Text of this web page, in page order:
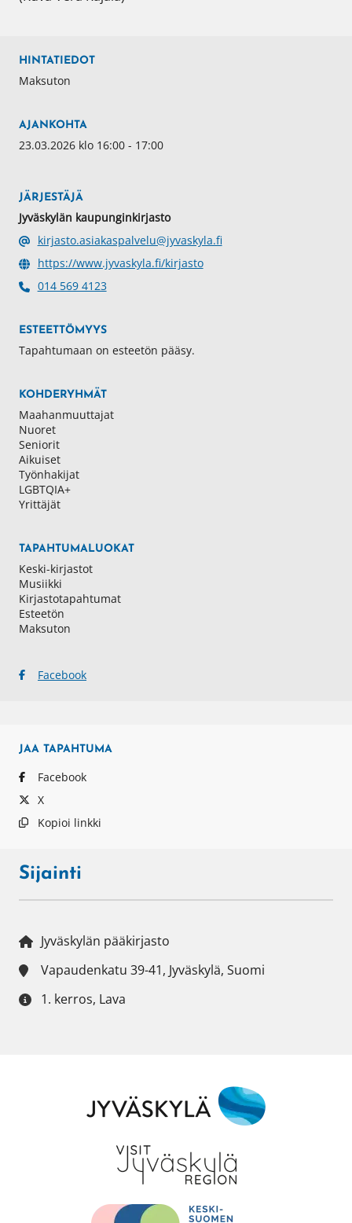
HINTATIEDOT
Maksuton
AJANKOHTA
23.03.2026 klo 16:00 - 17:00
JÄRJESTÄJÄ
Jyväskylän kaupunginkirjasto
kirjasto.asiakaspalvelu@jyvaskyla.fi
https://www.jyvaskyla.fi/kirjasto
014 569 4123
ESTEETTÖMYYS
Tapahtumaan on esteetön pääsy.
KOHDERYHMÄT
Maahanmuuttajat
Nuoret
Seniorit
Aikuiset
Työnhakijat
LGBTQIA+
Yrittäjät
TAPAHTUMALUOKAT
Keski-kirjastot
Musiikki
Kirjastotapahtumat
Esteetön
Maksuton
Facebook
JAA TAPAHTUMA
Facebook
X
Kopioi linkki
Sijainti
Jyväskylän pääkirjasto
Vapaudenkatu 39-41, Jyväskylä, Suomi
1. kerros, Lava